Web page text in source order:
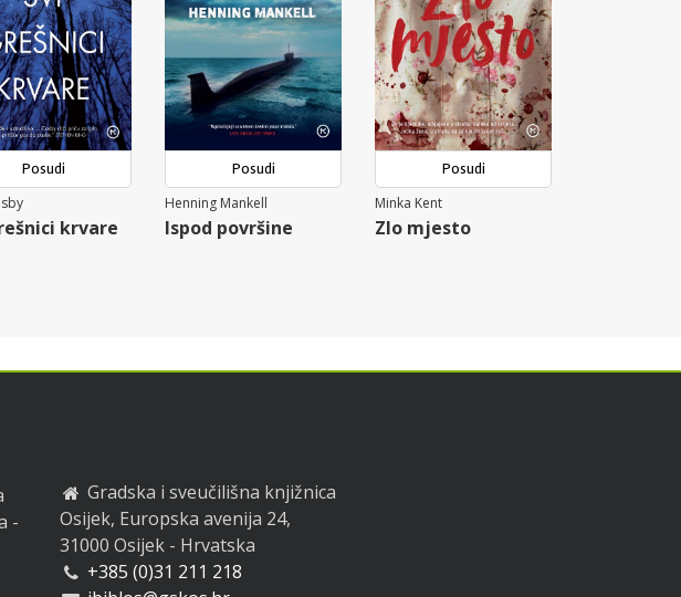
Posudi
krvare
Posudi
Henning Mankell
Ispod površine
Posudi
Minka Kent
Zlo mjesto
-
Gradska i sveučilišna knjižnica
Osijek, Europska avenija 24,
31000 Osijek - Hrvatska
+385 (0)31 211 218